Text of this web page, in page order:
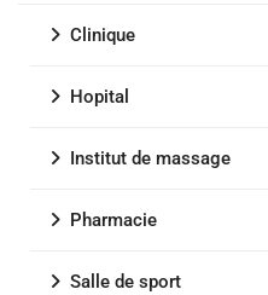
Clinique
Hopital
Institut de massage
Pharmacie
Salle de sport